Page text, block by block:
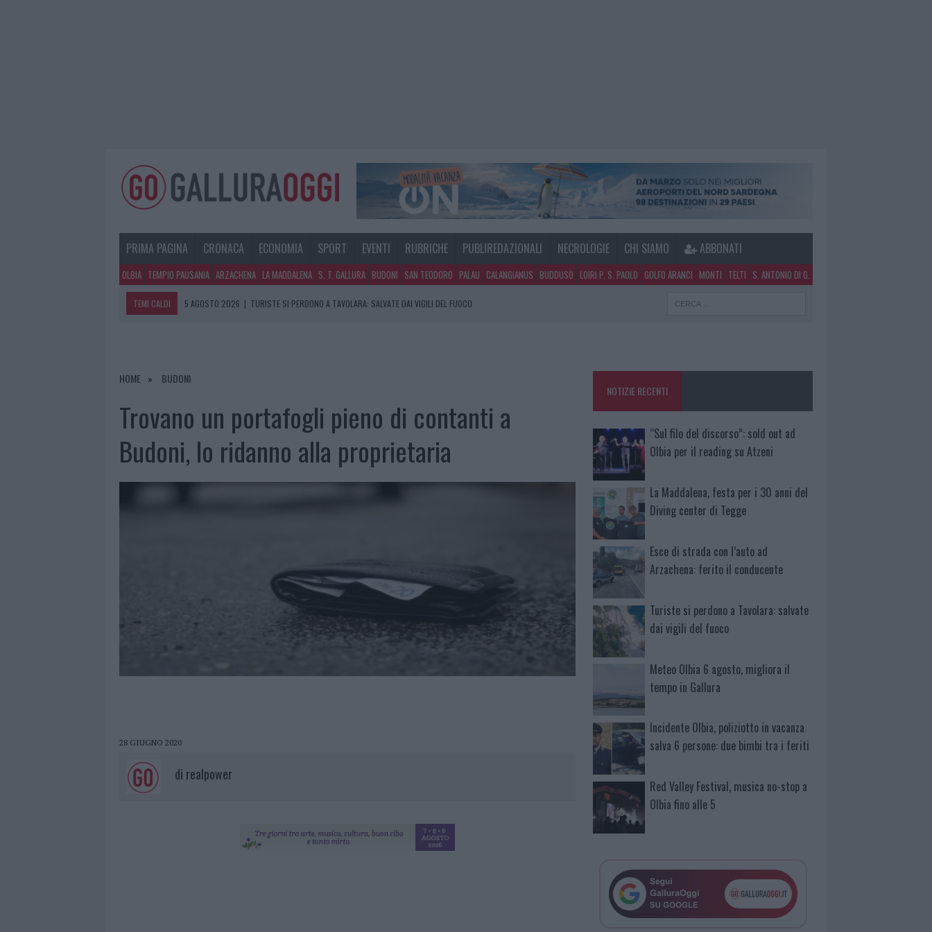
PRIMA PAGINA CRONACA ECONOMIA SPORT EVENTI RUBRICHE PUBLIREDAZIONALI NECROLOGIE CHI SIAMO ABBONATI
OLBIA TEMPIO PAUSANIA ARZACHENA LA MADDALENA S. T. GALLURA BUDONI SAN TEODORO PALAU CALANGIANUS BUDDUSÒ LOIRI P. S. PAOLO GOLFO ARANCI MONTI TELTI S. ANTONIO DI G.
TEMI CALDI 5 AGOSTO 2026 | METEO OLBIA 6 AGOSTO, MIGLIORA IL TEMPO IN GALLURA
5 AGOSTO 2026
HOME BUDONI
Trovano un portafogli pieno di contanti a
Budoni, lo ridanno alla proprietaria
28 GIUGNO 2020
di realpower
NOTIZIE RECENTI
“Sul filo del discorso”: sold out ad
Olbia per il reading su Atzeni
La Maddalena, festa per i 30 anni del
Diving center di Tegge
Esce di strada con l’auto ad
Arzachena: ferito il conducente
Turiste si perdono a Tavolara: salvate
dai vigili del fuoco
Meteo Olbia 6 agosto, migliora il
tempo in Gallura
Incidente Olbia, poliziotto in vacanza
salva 6 persone: due bimbi tra i feriti
Red Valley Festival, musica no-stop a
Olbia fino alle 5